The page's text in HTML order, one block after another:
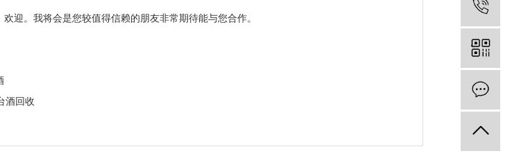
。我将会是您较值得信赖的朋友非常期待能与您合作。
酒回收